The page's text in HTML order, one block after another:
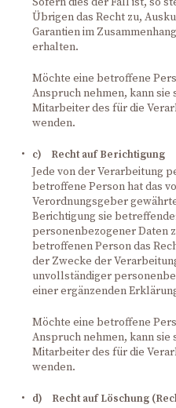
Übrigen das Recht zu,
Garantien im
erhalten.
Möchte eine betroffene
Anspruch nehmen, kann sie
Mitarbeiter des für die
wenden.
c) Recht auf Berichtigung
Jede von der Verarbeitung
betroffene Person hat das
Verordnungsgeber
Berichtigung sie
personenbezogener Daten
betroffenen Person das
der Zwecke der
unvollständiger
einer ergänzenden
Möchte eine betroffene
Anspruch nehmen, kann sie
Mitarbeiter des für die
wenden.
d) Recht auf Löschung